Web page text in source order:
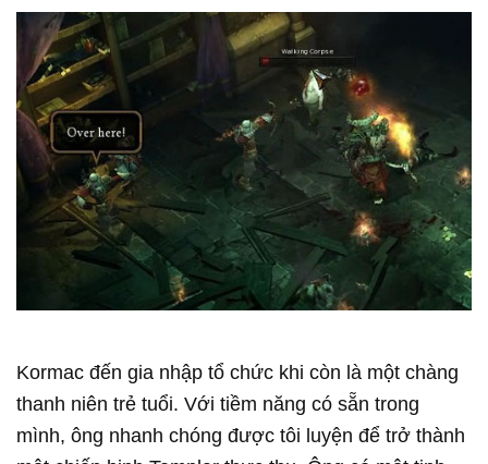
Kormac đến gia nhập tổ chức khi còn là một chàng
thanh niên trẻ tuổi. Với tiềm năng có sẵn trong
mình, ông nhanh chóng được tôi luyện để trở thành